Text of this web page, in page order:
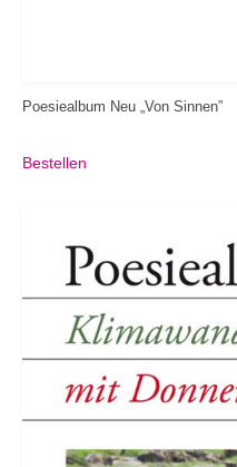
Poesiealbum Neu „Von Sinnen”
Bestellen